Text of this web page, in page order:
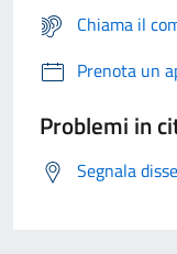
Chiama il
Prenota un
Problemi in
Segnala